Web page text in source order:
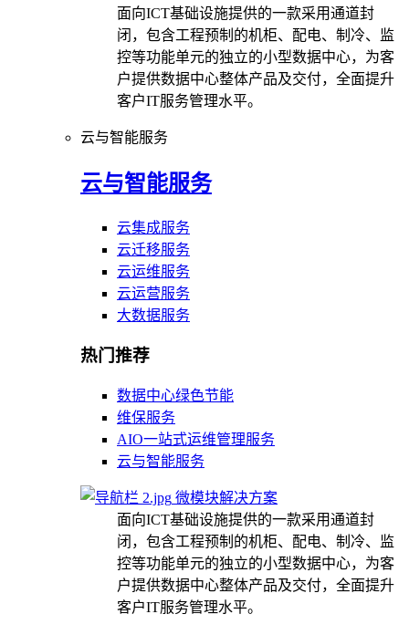
面向ICT基础设施提供的一款采用通道封
闭，包含工程预制的机柜、配电、制冷、监
控等功能单元的独立的小型数据中心，为客
户提供数据中心整体产品及交付，全面提升
客户IT服务管理水平。
云与智能服务
云与智能服务
云集成服务
云迁移服务
云运维服务
云运营服务
大数据服务
热门推荐
数据中心绿色节能
维保服务
AIO一站式运维管理服务
云与智能服务
微模块解决方案
面向ICT基础设施提供的一款采用通道封
闭，包含工程预制的机柜、配电、制冷、监
控等功能单元的独立的小型数据中心，为客
户提供数据中心整体产品及交付，全面提升
客户IT服务管理水平。